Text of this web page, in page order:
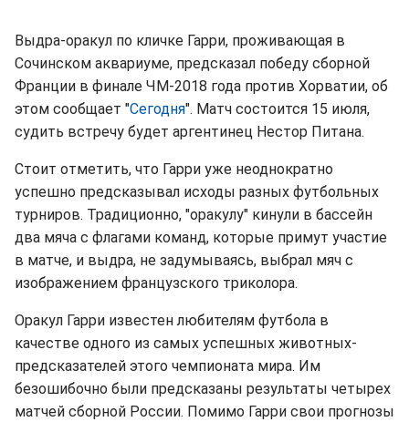
Выдра-оракул по кличке Гарри, проживающая в
Сочинском аквариуме, предсказал победу сборной
Франции в финале ЧМ-2018 года против Хорватии, об
этом сообщает "Сегодня". Матч состоится 15 июля,
судить встречу будет аргентинец Нестор Питана.
Стоит отметить, что Гарри уже неоднократно
успешно предсказывал исходы разных футбольных
турниров. Традиционно, "оракулу" кинули в бассейн
два мяча с флагами команд, которые примут участие
в матче, и выдра, не задумываясь, выбрал мяч с
изображением французского триколора.
Оракул Гарри известен любителям футбола в
качестве одного из самых успешных животных-
предсказателей этого чемпионата мира. Им
безошибочно были предсказаны результаты четырех
матчей сборной России. Помимо Гарри свои прогнозы